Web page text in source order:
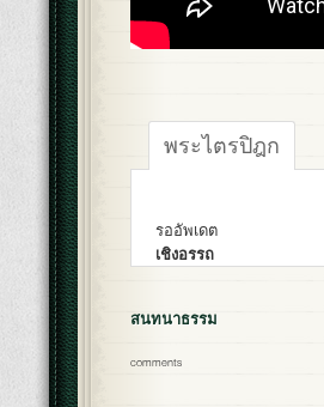
พระไตรปิฎก
รออัพเดต
เชิงอรรถ
สนทนาธรรม
comments